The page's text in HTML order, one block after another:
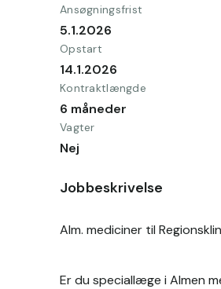
Ansøgningsfrist
5.1.2026
Opstart
14.1.2026
Kontraktlængde
6 måneder
Vagter
Nej
Jobbeskrivelse
Alm. mediciner til
Er du speciallæge i Almen